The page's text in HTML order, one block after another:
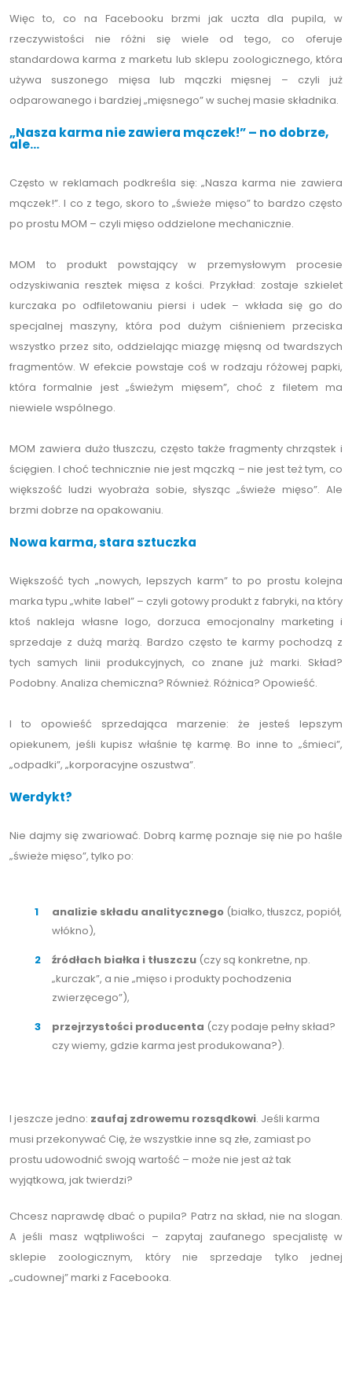
Więc to, co na Facebooku brzmi jak uczta dla pupila, w
rzeczywistości nie różni się wiele od tego, co oferuje
standardowa karma z marketu lub sklepu zoologicznego, która
używa suszonego mięsa lub mączki mięsnej – czyli już
odparowanego i bardziej „mięsnego” w suchej masie składnika.
„Nasza karma nie zawiera mączek!” – no dobrze,
ale...
Często w reklamach podkreśla się: „Nasza karma nie zawiera
mączek!”. I co z tego, skoro to „świeże mięso” to bardzo często
po prostu MOM – czyli mięso oddzielone mechanicznie.
MOM to produkt powstający w przemysłowym procesie
odzyskiwania resztek mięsa z kości. Przykład: zostaje szkielet
kurczaka po odfiletowaniu piersi i udek – wkłada się go do
specjalnej maszyny, która pod dużym ciśnieniem przeciska
wszystko przez sito, oddzielając miazgę mięsną od twardszych
fragmentów. W efekcie powstaje coś w rodzaju różowej papki,
która formalnie jest „świeżym mięsem”, choć z filetem ma
niewiele wspólnego.
MOM zawiera dużo tłuszczu, często także fragmenty chrząstek i
ścięgien. I choć technicznie nie jest mączką – nie jest też tym, co
większość ludzi wyobraża sobie, słysząc „świeże mięso”. Ale
brzmi dobrze na opakowaniu.
Nowa karma, stara sztuczka
Większość tych „nowych, lepszych karm” to po prostu kolejna
marka typu „white label” – czyli gotowy produkt z fabryki, na który
ktoś nakleja własne logo, dorzuca emocjonalny marketing i
sprzedaje z dużą marżą. Bardzo często te karmy pochodzą z
tych samych linii produkcyjnych, co znane już marki. Skład?
Podobny. Analiza chemiczna? Również. Różnica? Opowieść.
I to opowieść sprzedająca marzenie: że jesteś lepszym
opiekunem, jeśli kupisz właśnie tę karmę. Bo inne to „śmieci”,
„odpadki”, „korporacyjne oszustwa”.
Werdykt?
Nie dajmy się zwariować. Dobrą karmę poznaje się nie po haśle
„świeże mięso”, tylko po:
analizie składu analitycznego (białko, tłuszcz, popiół,
włókno),
źródłach białka i tłuszczu (czy są konkretne, np.
„kurczak”, a nie „mięso i produkty pochodzenia
zwierzęcego”),
przejrzystości producenta (czy podaje pełny skład?
czy wiemy, gdzie karma jest produkowana?).
I jeszcze jedno: zaufaj zdrowemu rozsądkowi. Jeśli karma
musi przekonywać Cię, że wszystkie inne są złe, zamiast po
prostu udowodnić swoją wartość – może nie jest aż tak
wyjątkowa, jak twierdzi?
Chcesz naprawdę dbać o pupila? Patrz na skład, nie na slogan.
A jeśli masz wątpliwości – zapytaj zaufanego specjalistę w
sklepie zoologicznym, który nie sprzedaje tylko jednej
„cudownej” marki z Facebooka.